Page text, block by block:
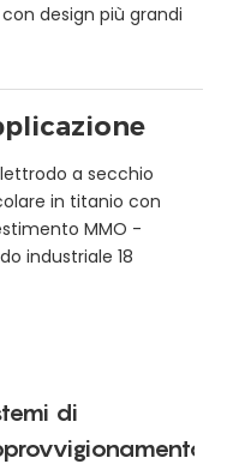
design più grandi
di